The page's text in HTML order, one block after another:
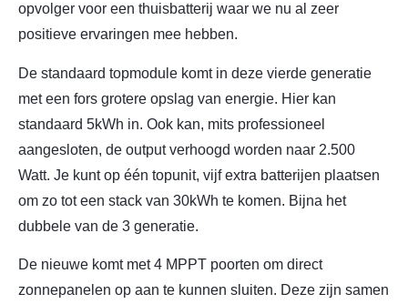
opvolger voor een thuisbatterij waar we nu al zeer
positieve ervaringen mee hebben.
De standaard topmodule komt in deze vierde generatie
met een fors grotere opslag van energie. Hier kan
standaard 5kWh in. Ook kan, mits professioneel
aangesloten, de output verhoogd worden naar 2.500
Watt. Je kunt op één topunit, vijf extra batterijen plaatsen
om zo tot een stack van 30kWh te komen. Bijna het
dubbele van de 3 generatie.
De nieuwe komt met 4 MPPT poorten om direct
zonnepanelen op aan te kunnen sluiten. Deze zijn samen